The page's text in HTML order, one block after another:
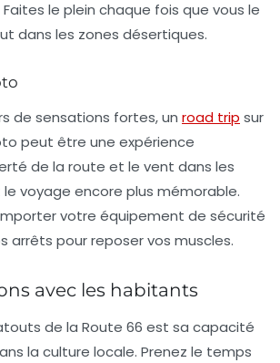
Faites le plein chaque fois que vous le
dans les zones désertiques.
de sensations fortes, un road trip sur
peut être une expérience
de la route et le vent dans les
voyage encore plus mémorable.
votre équipement de sécurité
arrêts pour reposer vos muscles.
avec les habitants
de la Route 66 est sa capacité
la culture locale. Prenez le temps